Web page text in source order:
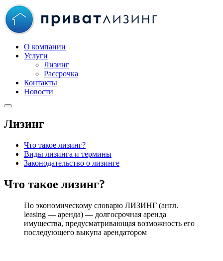
О компании
Услуги
Лизинг
Рассрочка
Контакты
Новости
Лизинг
Что такое лизинг?
Виды лизинга и термины
Законодательство о лизинге
Что такое лизинг?
По экономическому словарю ЛИЗИНГ (англ.
leasing — аренда) — долгосрочная аренда
имущества, предусматривающая возможность его
последующего выкупа арендатором